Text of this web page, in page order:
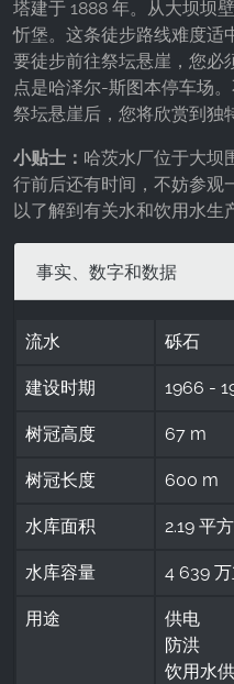
塔建于 1888 年。从大坝坝
忻堡。这条徒步路线难度适
要徒步前往祭坛悬崖，您必
点是哈泽尔-斯图本停车场
祭坛悬崖后，您将欣赏到独
小贴士： 哈茨水厂位于大坝
行前后还有时间，不妨参观
以了解到有关水和饮用水生
事实、数字和数据
流水 砾石
建设时期 1966 -
树冠高度 67 m
树冠长度 600 m
水库面积 2.19 平
水库容量 4 639
用途
供电
防洪
饮用水
Cookie duration:
24小时 - 2年